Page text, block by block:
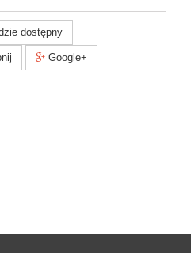
dostępny
Google+